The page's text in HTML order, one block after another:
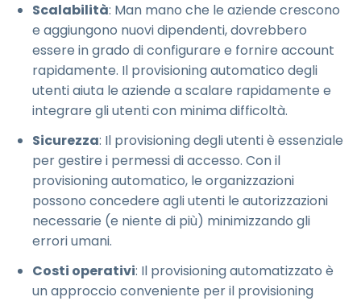
Scalabilità: Man mano che le aziende crescono
e aggiungono nuovi dipendenti, dovrebbero
essere in grado di configurare e fornire account
rapidamente. Il provisioning automatico degli
utenti aiuta le aziende a scalare rapidamente e
integrare gli utenti con minima difficoltà.
Sicurezza: Il provisioning degli utenti è essenziale
per gestire i permessi di accesso. Con il
provisioning automatico, le organizzazioni
possono concedere agli utenti le autorizzazioni
necessarie (e niente di più) minimizzando gli
errori umani.
Costi operativi: Il provisioning automatizzato è
un approccio conveniente per il provisioning